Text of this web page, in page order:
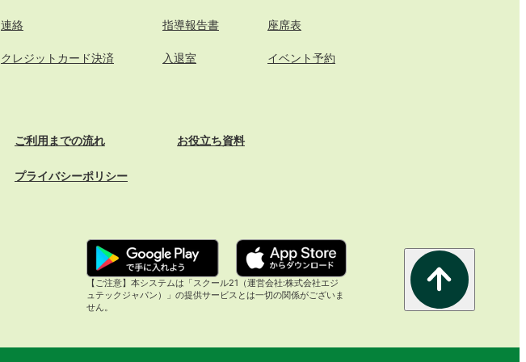
連絡 指導報告書 座席表
クレジットカード決済 入退室 イベント予約
ご利用までの流れ お役立ち資料
プライバシーポリシー
【ご注意】本システムは「スクール21（運営会社:株式会社エジ
ュテックジャパン）」の提供サービスとは一切の関係がございま
せん。